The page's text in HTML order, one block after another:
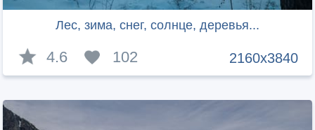
Лес, зима, снег, солнце, деревья...
2160x3840
4.6 102